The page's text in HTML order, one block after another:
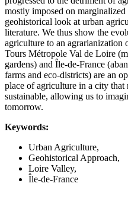
mostly imposed on marginalized
geohistorical look at urban
literature. We thus show the
agriculture to an agrarianization
Tours Métropole Val de Loire
gardens) and Île-de-France
farms and eco-districts) are an
place of agriculture in a city
sustainable, allowing us to
tomorrow.
Keywords:
Urban Agriculture,
Geohistorical Approach,
Loire Valley,
Île-de-France